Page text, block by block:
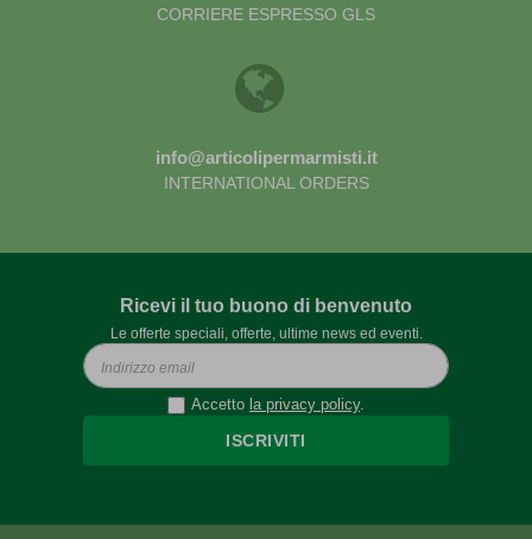
CORRIERE ESPRESSO GLS
info@articolipermarmisti.it
INTERNATIONAL ORDERS
Ricevi il tuo buono di benvenuto
Le offerte speciali, offerte, ultime news ed eventi.
Accetto la privacy policy.
ISCRIVITI